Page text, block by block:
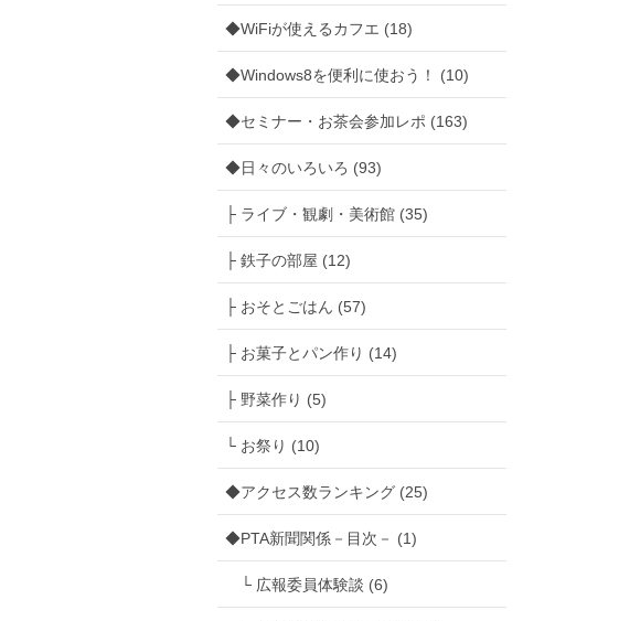
◆WiFiが使えるカフエ (18)
◆Windows8を便利に使おう！ (10)
◆セミナー・お茶会参加レポ (163)
◆日々のいろいろ (93)
├ ライブ・観劇・美術館 (35)
├ 鉄子の部屋 (12)
├ おそとごはん (57)
├ お菓子とパン作り (14)
├ 野菜作り (5)
└ お祭り (10)
◆アクセス数ランキング (25)
◆PTA新聞関係－目次－ (1)
└ 広報委員体験談 (6)